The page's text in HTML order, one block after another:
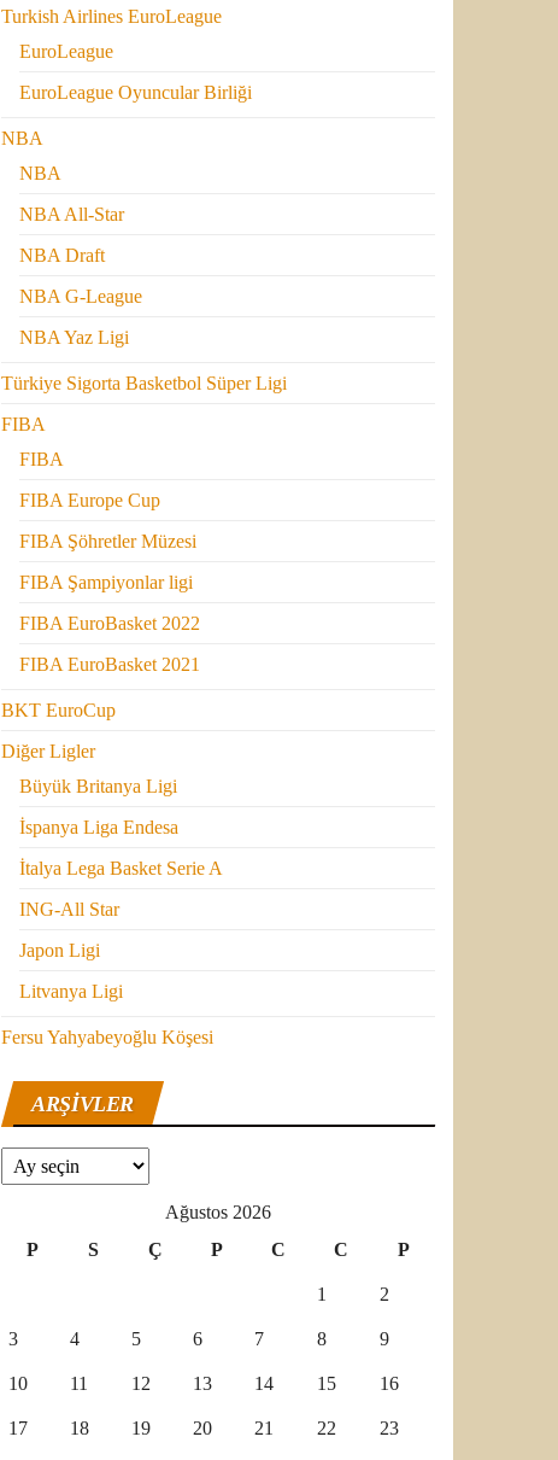
Turkish Airlines EuroLeague
EuroLeague
EuroLeague Oyuncular Birliği
NBA
NBA
NBA All-Star
NBA Draft
NBA G-League
NBA Yaz Ligi
Türkiye Sigorta Basketbol Süper Ligi
FIBA
FIBA
FIBA Europe Cup
FIBA Şöhretler Müzesi
FIBA Şampiyonlar ligi
FIBA EuroBasket 2022
FIBA EuroBasket 2021
BKT EuroCup
Diğer Ligler
Büyük Britanya Ligi
İspanya Liga Endesa
İtalya Lega Basket Serie A
ING-All Star
Japon Ligi
Litvanya Ligi
Fersu Yahyabeyoğlu Köşesi
ARŞIVLER
Arşivler
Ağustos 2026
P
S Ç P C C P
1 2
3 4 5 6 7 8 9
10 11 12 13 14 15 16
17 18 19 20 21 22 23